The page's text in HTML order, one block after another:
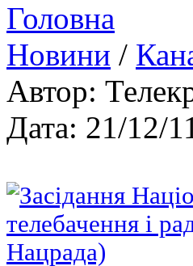
Головна
Новини /
Автор:
Дата: 21/12/